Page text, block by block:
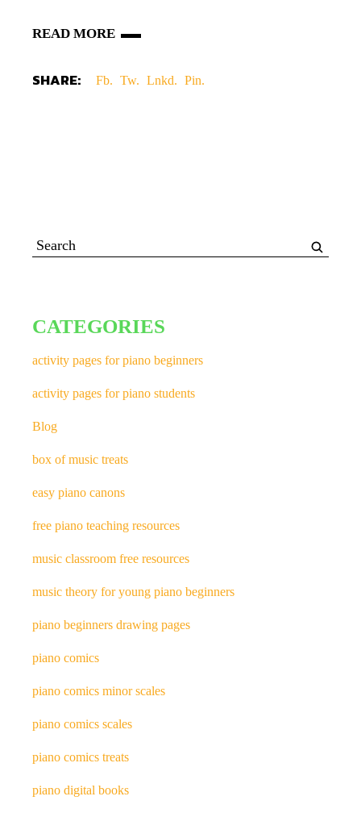
READ MORE
SHARE: Fb. Tw. Lnkd. Pin.
CATEGORIES
activity pages for piano beginners
activity pages for piano students
Blog
box of music treats
easy piano canons
free piano teaching resources
music classroom free resources
music theory for young piano beginners
piano beginners drawing pages
piano comics
piano comics minor scales
piano comics scales
piano comics treats
piano digital books